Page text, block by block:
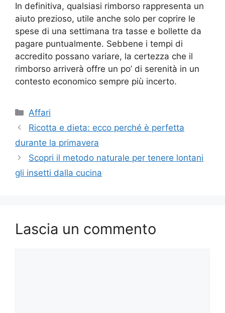
In definitiva, qualsiasi rimborso rappresenta un
aiuto prezioso, utile anche solo per coprire le
spese di una settimana tra tasse e bollette da
pagare puntualmente. Sebbene i tempi di
accredito possano variare, la certezza che il
rimborso arriverà offre un po’ di serenità in un
contesto economico sempre più incerto.
Categorie
Affari
Ricotta e dieta: ecco perché è perfetta
durante la primavera
Scopri il metodo naturale per tenere lontani
gli insetti dalla cucina
Lascia un commento